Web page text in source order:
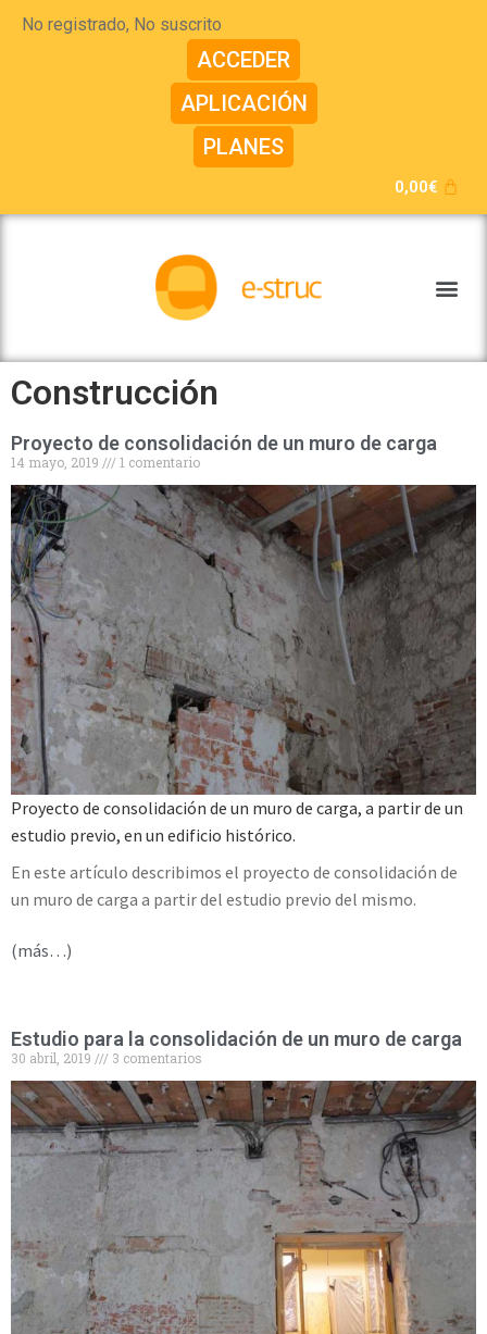
No registrado, No suscrito
ACCEDER
APLICACIÓN
PLANES
0,00€
Construcción
Proyecto de consolidación de un muro de carga
14 mayo, 2019 1 comentario
Proyecto de consolidación de un muro de carga, a partir de un
estudio previo, en un edificio histórico.
En este artículo describimos el proyecto de consolidación de
un muro de carga a partir del estudio previo del mismo.
(más…)
Estudio para la consolidación de un muro de carga
30 abril, 2019 3 comentarios